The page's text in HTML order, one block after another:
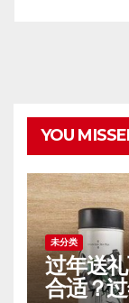
YOU
未分类
过年送
合适？